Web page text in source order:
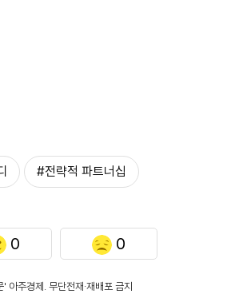
#전략적 파트너십
0 0
주경제. 무단전재·재배포 금지